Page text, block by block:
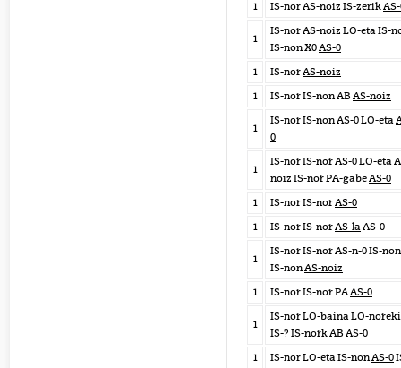
1
IS-nor AS-noiz IS-zerik
1
IS-nor AS-noiz LO-eta IS-
IS-non X0AS-0
1
IS-norAS-noiz
1
IS-nor IS-non AB AS-noiz
1
IS-nor IS-non AS-0 LO-eta
0
1
IS-nor IS-nor AS-0 LO-eta
noiz IS-nor PA-gabeAS-0
1
IS-nor IS-norAS-0
1
IS-nor IS-norAS-laAS-0
1
IS-nor IS-nor AS-n-0 IS-
IS-nonAS-noiz
1
IS-nor IS-nor PAAS-0
1
IS-nor LO-baina LO-
IS-? IS-nork AB AS-0
1
IS-nor LO-eta IS-nonAS-0